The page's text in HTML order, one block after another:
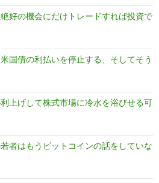
好の機会にだけトレードすれば投資で
国債の利払いを停止する、そしてそう
上げして株式市場に冷水を浴びせる可
者はもうビットコインの話をしていな